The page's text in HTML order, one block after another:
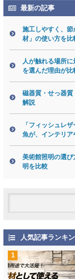
最新の記事
施工しやすく、
材」の使い方を比
人が触れる場所
を選んだ理由が比
磁器質・せっ器
解説
「フィッシュレ
魚が、インテリア
美術館照明の選
明を比較
人気記事ランキン